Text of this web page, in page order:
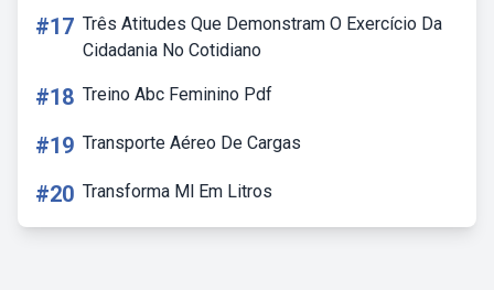
#17 Três Atitudes Que Demonstram O Exercício Da
Cidadania No Cotidiano
#18 Treino Abc Feminino Pdf
#19 Transporte Aéreo De Cargas
#20 Transforma Ml Em Litros